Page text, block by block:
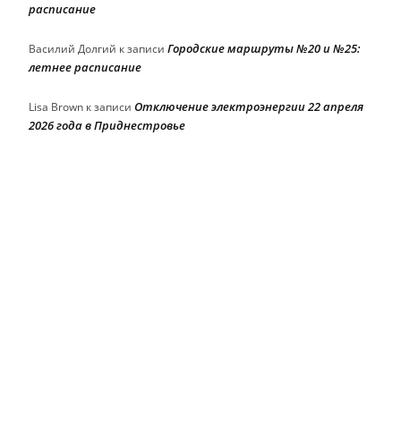
расписание
Василий Долгий к записи Городские маршруты №20 и №25:
летнее расписание
Lisa Brown к записи Отключение электроэнергии 22 апреля
2026 года в Приднестровье